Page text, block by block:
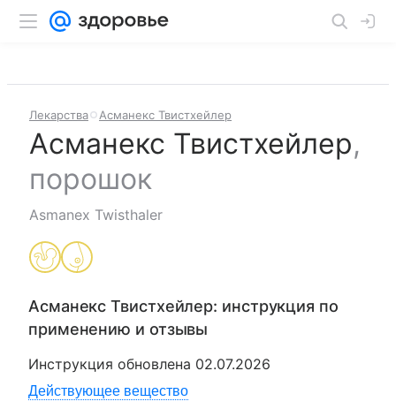
Лекарства Асманекс Твистхейлер
Асманекс Твистхейлер,
порошок
Asmanex Twisthaler
Асманекс Твистхейлер: инструкция по
применению и отзывы
Инструкция обновлена 02.07.2026
Действующее вещество